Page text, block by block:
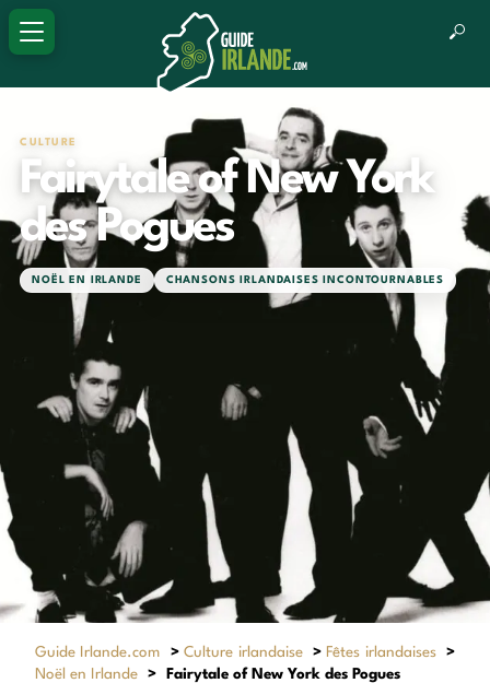
CULTURE
Fairytale of New York
des Pogues
NOËL EN IRLANDE CHANSONS IRLANDAISES INCONTOURNABLES
Guide Irlande.com >Culture irlandaise > Fêtes irlandaises
>
Noël en Irlande
> Fairytale of New York des Pogues